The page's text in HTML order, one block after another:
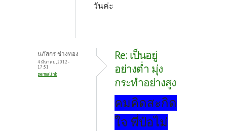
วันค่ะ
นภัสกร ช่างทอง
4 มีนาคม, 2012 -
17:51
permalink
Re: เป็นอยู่
อย่างต่ำ มุ่ง
กระทำอย่างสูง
คมคิดสะกิด
ใจ พี่ป๋อไม่